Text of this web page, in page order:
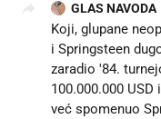
GLAS NAVODA
Koji, glupane
i Springsteen
zaradio '84.
100.000.000
već spomenuo